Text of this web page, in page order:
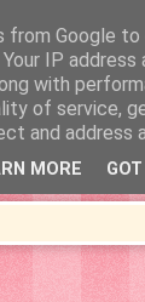
from Google
IP address
with
of service,
and address
MORE